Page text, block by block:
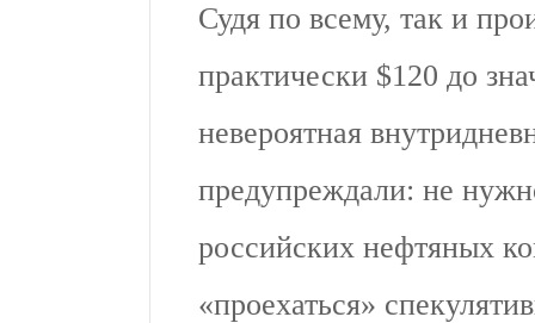
Судя по всему, так и
практически $120 до
невероятная
предупреждали: не
российских нефтяных
«проехаться»